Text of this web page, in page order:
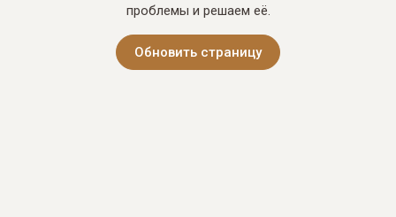
проблемы и решаем её.
Обновить страницу